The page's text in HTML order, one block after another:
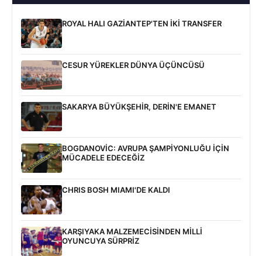
ROYAL HALI GAZİANTEP'TEN İKİ TRANSFER
CESUR YÜREKLER DÜNYA ÜÇÜNCÜSÜ
SAKARYA BÜYÜKŞEHİR, DERİN'E EMANET
BOGDANOVİC: AVRUPA ŞAMPİYONLUĞU İÇİN
MÜCADELE EDECEĞİZ
CHRIS BOSH MIAMI'DE KALDI
KARŞIYAKA MALZEMECİSİNDEN MİLLİ
OYUNCUYA SÜRPRİZ